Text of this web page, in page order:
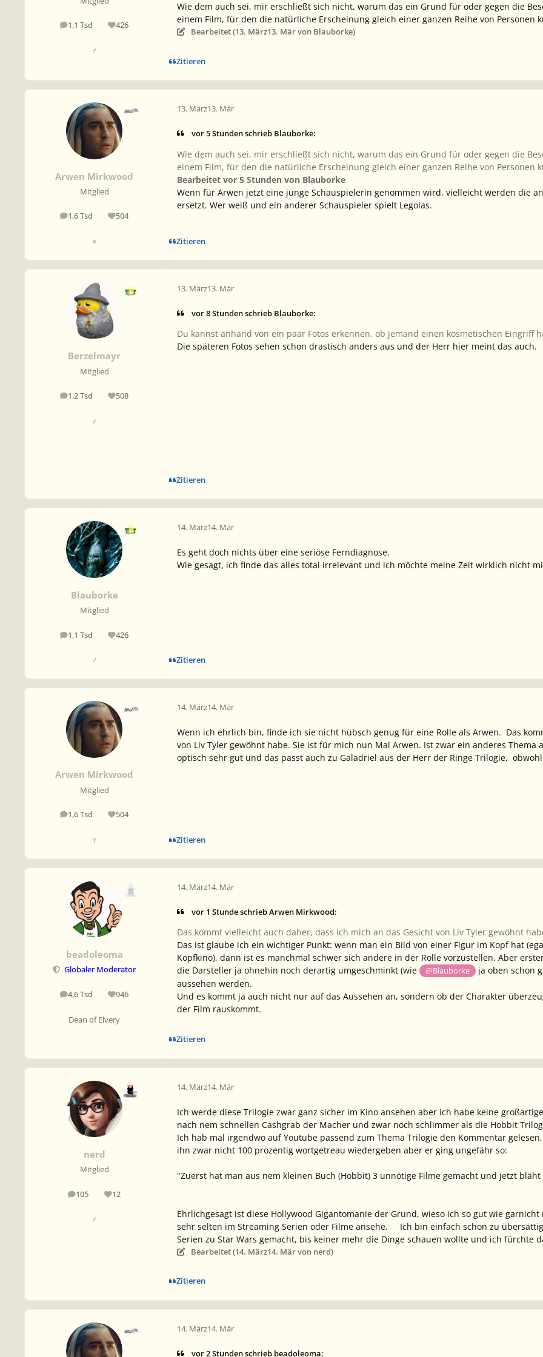
1,1 Tsd
Beiträge 426
Reputation
♂
Wie dem auch sei, mir erschließt sich nicht, warum das ein Grund für oder gegen die
einem Film, für den die natürliche Erscheinung gleich einer ganzen Reihe von Personen
Bearbeitet (13. März13. Märvon Blauborke)
Zitieren
Arwen Mirkwood
Mitglied
1,6 Tsd
Beiträge 504
Reputation
♀
13. März13. Mär
vor 5 Stunden schrieb Blauborke:
Wie dem auch sei, mir erschließt sich nicht, warum das ein Grund für oder gegen die
einem Film, für den die natürliche Erscheinung gleich einer ganzen Reihe von Personen
Bearbeitet vor 5 Stunden von Blauborke
Wenn für Arwen jetzt eine junge Schauspielerin genommen wird, vielleicht werden die
ersetzt. Wer weiß und ein anderer Schauspieler spielt Legolas.
Zitieren
Berzelmayr
Mitglied
1,2 Tsd
Beiträge 508
Reputation
♂
13. März13. Mär
vor 8 Stunden schrieb Blauborke:
Du kannst anhand von ein paar Fotos erkennen, ob jemand einen kosmetischen Eingriff
Die späteren Fotos sehen schon drastisch anders aus und der Herr hier meint das auch.
Zitieren
Blauborke
Mitglied
1,1 Tsd
Beiträge 426
Reputation
♂
14. März14. Mär
Es geht doch nichts über eine seriöse Ferndiagnose.
Wie gesagt, ich finde das alles total irrelevant und ich möchte meine Zeit wirklich nicht
Zitieren
Arwen Mirkwood
Mitglied
1,6 Tsd
Beiträge 504
Reputation
♀
14. März14. Mär
Wenn ich ehrlich bin, finde ich sie nicht hübsch genug für eine Rolle als Arwen. Das
von Liv Tyler gewöhnt habe. Sie ist für mich nun Mal Arwen. Ist zwar ein anderes
optisch sehr gut und das passt auch zu Galadriel aus der Herr der Ringe Trilogie,
Zitieren
beadoleoma
Globaler Moderator
4,6 Tsd
Beiträge 946
Reputation
Dean of Elvery
14. März14. Mär
vor 1 Stunde schrieb Arwen Mirkwood:
Das kommt vielleicht auch daher, dass ich mich an das Gesicht von Liv Tyler gewöhnt
Das ist glaube ich ein wichtiger Punkt: wenn man ein Bild von einer Figur im Kopf hat
Kopfkino), dann ist es manchmal schwer sich andere in der Rolle vorzustellen. Aber
die Darsteller ja ohnehin noch derartig umgeschminkt (wie
@Blauborke
ja oben schon
aussehen werden.
Und es kommt ja auch nicht nur auf das Aussehen an, sondern ob der Charakter
der Film rauskommt.
Zitieren
nerd
Mitglied
105
Beiträge 12
Reputation
♂
14. März14. Mär
Ich werde diese Trilogie zwar ganz sicher im Kino ansehen aber ich habe keine
nach nem schnellen Cashgrab der Macher und zwar noch schlimmer als die Hobbit
Ich hab mal irgendwo auf Youtube passend zum Thema Trilogie den Kommentar
ihn zwar nicht 100 prozentig wortgetreau wiedergeben aber er ging ungefähr so:
"Zuerst hat man aus nem kleinen Buch (Hobbit) 3 unnötige Filme gemacht und jetzt
Ehrlichgesagt ist diese Hollywood Gigantomanie der Grund, wieso ich so gut wie
sehr selten im Streaming Serien oder Filme ansehe. Ich bin einfach schon zu
Serien zu Star Wars gemacht, bis keiner mehr die Dinge schauen wollte und ich fürchte
Bearbeitet (14. März14. Märvon nerd)
Zitieren
14. März14. Mär
vor 2 Stunden schrieb beadoleoma: